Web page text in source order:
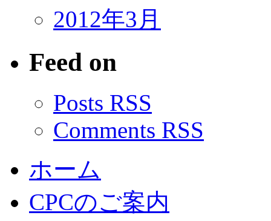
2012年3月
Feed on
Posts RSS
Comments RSS
ホーム
CPCのご案内